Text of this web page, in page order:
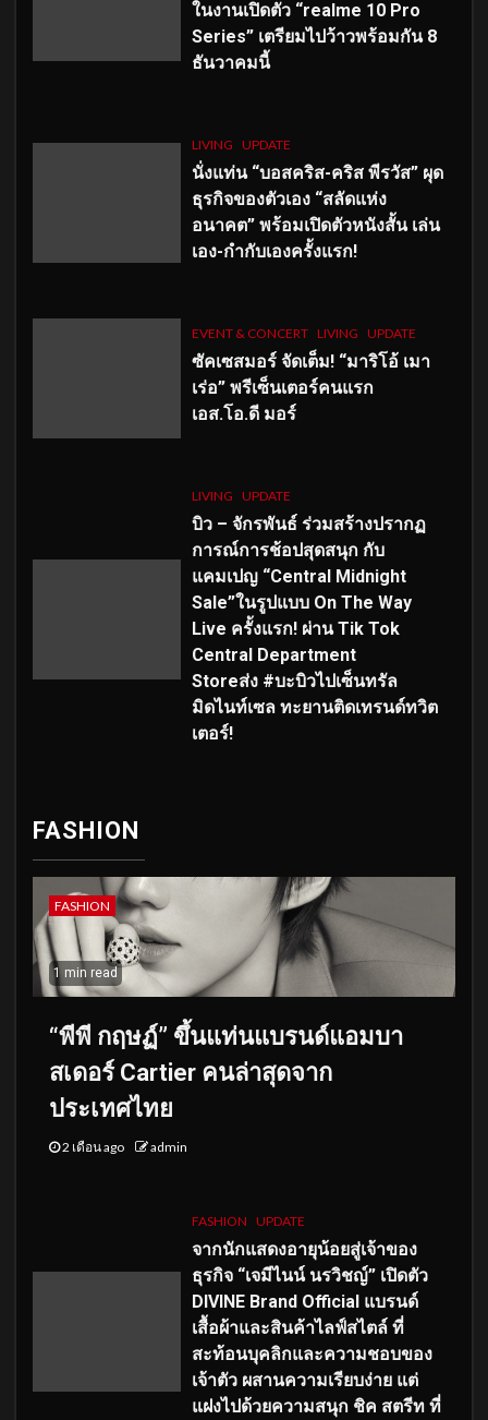
ในงานเปิดตัว “realme 10 Pro
Series” เตรียมไปว้าวพร้อมกัน 8
ธันวาคมนี้
LIVING UPDATE
นั่งแท่น “บอสคริส-คริส พีรวัส” ผุด
ธุรกิจของตัวเอง “สลัดแห่ง
อนาคต” พร้อมเปิดตัวหนังสั้น เล่น
เอง-กำกับเองครั้งแรก!
EVENT & CONCERT LIVING UPDATE
ซัคเซสมอร์ จัดเต็ม! “มาริโอ้ เมา
เร่อ” พรีเซ็นเตอร์คนแรก
เอส.โอ.ดี มอร์
LIVING UPDATE
บิว – จักรพันธ์ ร่วมสร้างปรากฏ
การณ์การช้อปสุดสนุก กับ
แคมเปญ “Central Midnight
Sale”ในรูปแบบ On The Way
Live ครั้งแรก! ผ่าน Tik Tok
Central Department
Storeส่ง #บะบิวไปเซ็นทรัล
มิดไนท์เซล ทะยานติดเทรนด์ทวิต
เตอร์!
FASHION
FASHION
1 min read
“พีพี กฤษฏ์” ขึ้นแท่นแบรนด์แอมบา
สเดอร์ Cartier คนล่าสุดจาก
ประเทศไทย
2 เดือน ago admin
FASHION UPDATE
จากนักแสดงอายุน้อยสู่เจ้าของ
ธุรกิจ “เจมีไนน์ นรวิชญ์” เปิดตัว
DIVINE Brand Official แบรนด์
เสื้อผ้าและสินค้าไลฟ์สไตล์ ที่
สะท้อนบุคลิกและความชอบของ
เจ้าตัว ผสานความเรียบง่าย แต่
แฝงไปด้วยความสนุก ชิค สตรีท ที่